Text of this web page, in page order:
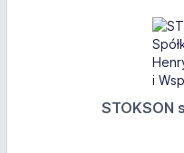
STOKSON